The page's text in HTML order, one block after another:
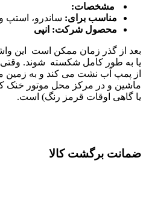
مشخصات:
مناسب برای: ساندرو، استپ
محصول شرکت: انپی
بعد از گذر زمان ممکن است این
یا به طور کامل شکسته شوند. وقتی
از پمپ آب نشت می کند و به زمین
ماشین و در مرکز محل موتور خنک
یا گاهی اوقات قرمز رنگ) است.
ضمانت برگشت کالا